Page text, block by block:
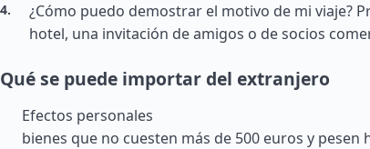
¿Cómo puedo demostrar el motivo de mi viaje?
hotel, una invitación de amigos o de socios
Qué se puede importar del extranjero
Efectos personales
bienes que no cuesten más de 500 euros y pesen